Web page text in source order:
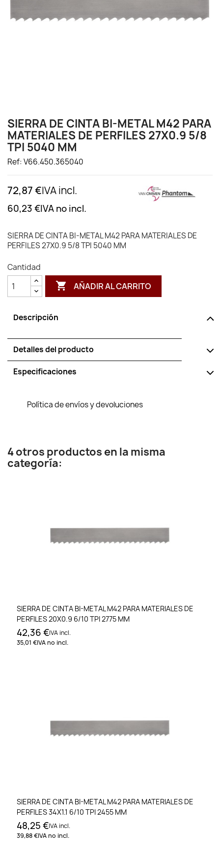
SIERRA DE CINTA BI-METAL M42 PARA
MATERIALES DE PERFILES 27X0.9 5/8
TPI 5040 MM
Ref: V66.450.365040
72,87 €IVA incl.
60,23 €IVA no incl.
SIERRA DE CINTA BI-METAL M42 PARA MATERIALES DE
PERFILES 27X0.9 5/8 TPI 5040 MM
Cantidad
 AÑADIR AL CARRITO
Descripción
Detalles del producto
Especificaciones
Política de envíos y devoluciones
4 otros productos en la misma
categoría:
SIERRA DE CINTA BI-METAL M42 PARA MATERIALES DE
PERFILES 20X0.9 6/10 TPI 2775 MM
42,36 €IVA incl.
35,01 €IVA no incl.
SIERRA DE CINTA BI-METAL M42 PARA MATERIALES DE
PERFILES 34X1.1 6/10 TPI 2455 MM
48,25 €IVA incl.
39,88 €IVA no incl.